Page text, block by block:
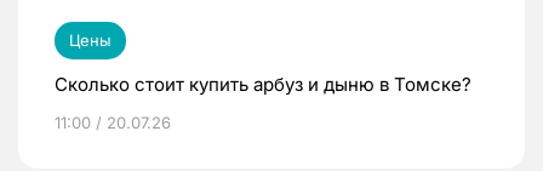
Цены
Сколько стоит купить арбуз и дыню в Томске?
11:00 / 20.07.26